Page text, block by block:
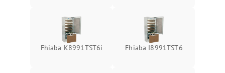
Fhiaba K8991TST6i Fhiaba I8991TST6